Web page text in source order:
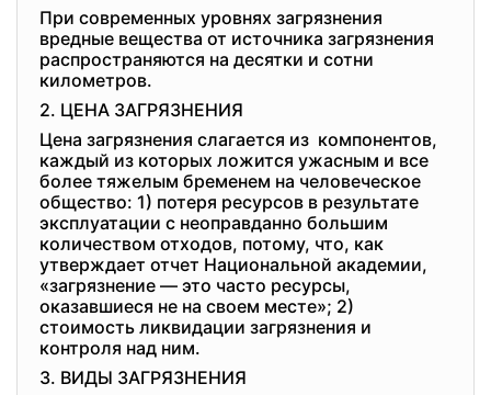
При современных уровнях загрязнения
вредные вещества от источника загрязнения
распространяются на десятки и сотни
километров.
2. ЦЕНА ЗАГРЯЗНЕНИЯ
Цена загрязнения слагается из компонентов,
каждый из которых ложится ужасным и все
более тяжелым бременем на человеческое
общество: 1) потеря ресурсов в результате
эксплуатации с неоправданно большим
количеством отходов, потому, что, как
утверждает отчет Национальной академии,
«загрязнение — это часто ресурсы,
оказавшиеся не на своем месте»; 2)
стоимость ликвидации загрязнения и
контроля над ним.
3. ВИДЫ ЗАГРЯЗНЕНИЯ